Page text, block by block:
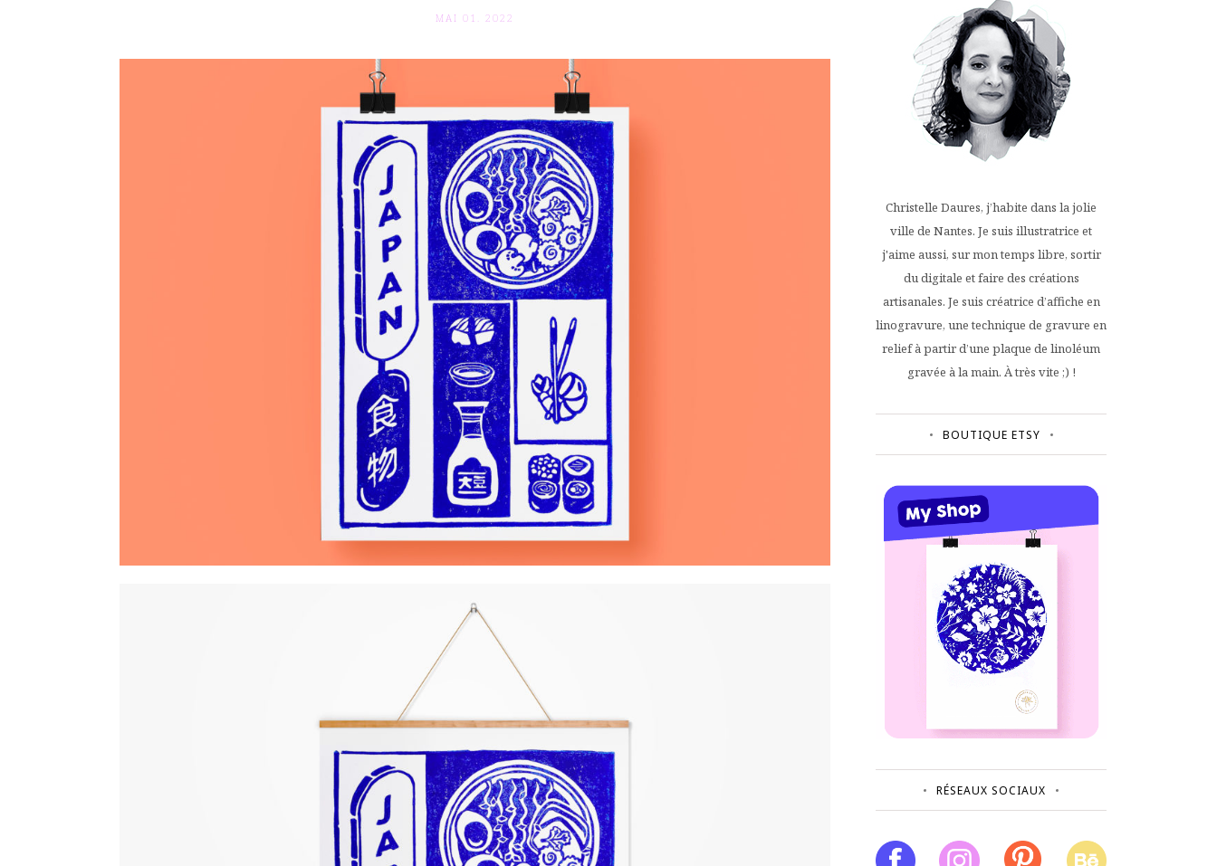
MAI 01. 2022
Christelle Daures, j’habite dans la jolie
ville de Nantes. Je suis illustratrice et
j'aime aussi, sur mon temps libre, sortir
du digitale et faire des créations
artisanales. Je suis créatrice d’affiche en
linogravure, une technique de gravure en
relief à partir d’une plaque de linoléum
gravée à la main. À très vite ;) !
BOUTIQUE ETSY
RÉSEAUX SOCIAUX